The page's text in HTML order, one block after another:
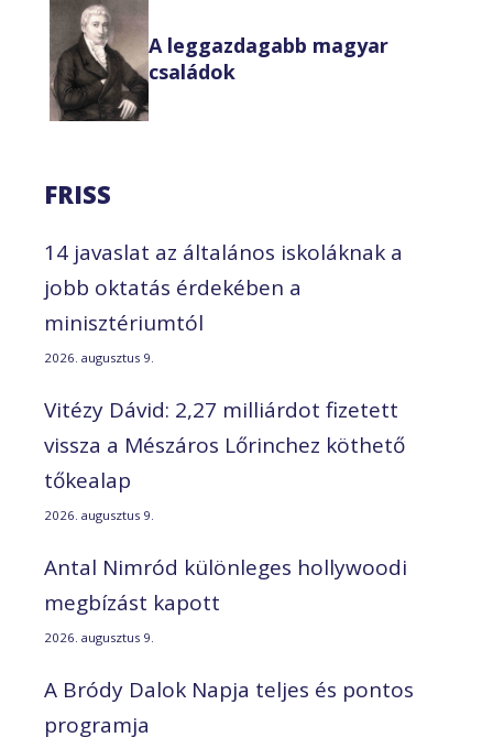
A leggazdagabb magyar
családok
FRISS
14 javaslat az általános iskoláknak a
jobb oktatás érdekében a
minisztériumtól
2026. augusztus 9.
Vitézy Dávid: 2,27 milliárdot fizetett
vissza a Mészáros Lőrinchez köthető
tőkealap
2026. augusztus 9.
Antal Nimród különleges hollywoodi
megbízást kapott
2026. augusztus 9.
A Bródy Dalok Napja teljes és pontos
programja